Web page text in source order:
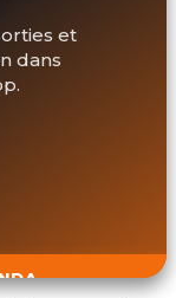
et
dans